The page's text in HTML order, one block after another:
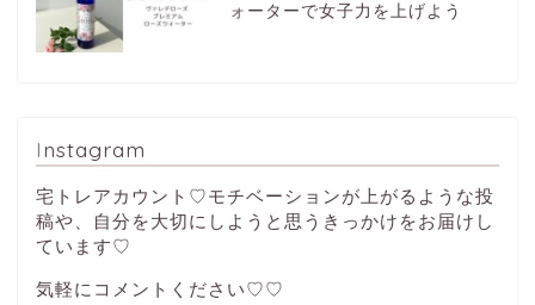
ォーターで女子力を上げよう
Instagram
宅トレアカウント♡モチベーションが上がるような投
稿や、自分を大切にしようと思うきっかけをお届けし
ています♡
気軽にコメントください♡♡